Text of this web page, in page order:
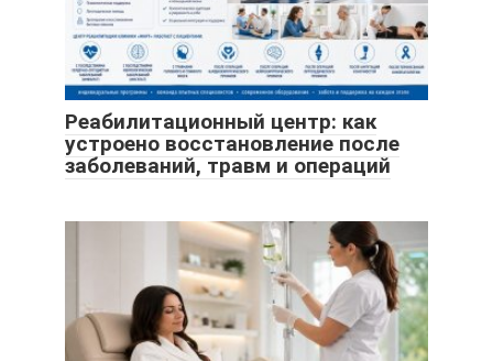
Реабилитационный центр: как
устроено восстановление после
заболеваний, травм и операций